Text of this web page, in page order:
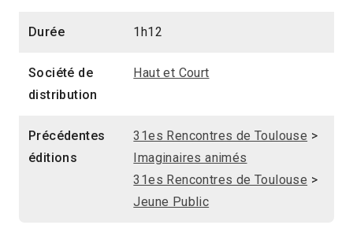
Durée 1h12
Société de
distribution
Haut et Court
Précédentes
éditions
31es Rencontres de Toulouse >
Imaginaires animés
31es Rencontres de Toulouse >
Jeune Public